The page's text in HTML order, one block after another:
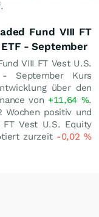
Fund VIII FT
- September
VIII FT Vest U.S.
September Kurs
über den
von +11,64 %.
positiv und
FT Vest U.S. Equity
zurzeit -0,02%